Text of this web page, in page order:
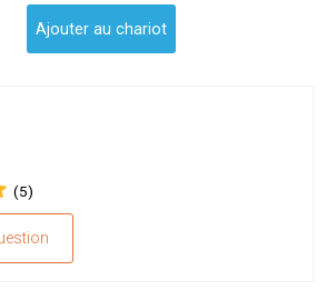
Ajouter au chariot
(5)